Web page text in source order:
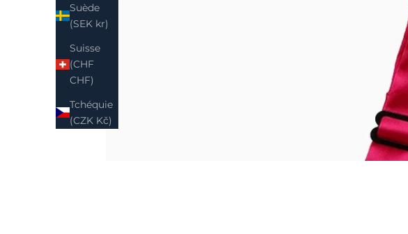
Suède
(SEK kr)
Suisse
(CHF
CHF)
Tchéquie
(CZK Kč)